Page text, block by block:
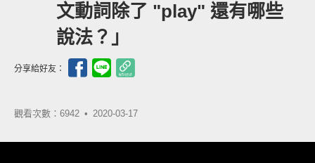
文動詞除了 "play" 還有哪些
說法？」
分享給好友：
觀看次數：6942 • 2020-03-17